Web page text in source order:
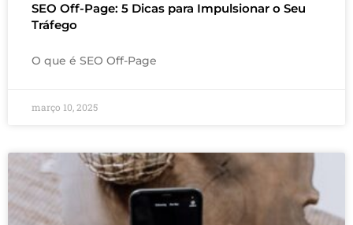
SEO Off-Page: 5 Dicas para Impulsionar o Seu
Tráfego
O que é SEO Off-Page
março 10, 2025